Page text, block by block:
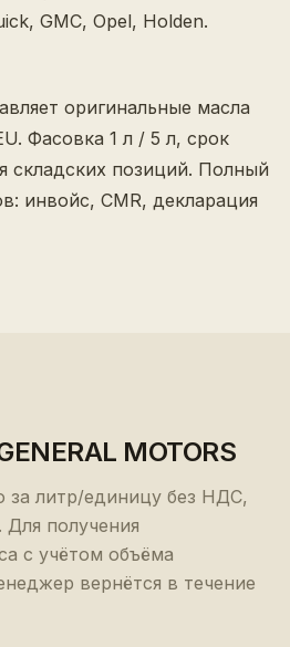
GMC, Opel, Holden.
оригинальные масла
Фасовка 1 л / 5 л, срок
складских позиций. Полный
инвойс, CMR, декларация
MOTORS
за литр/единицу без НДС,
получения
с учётом объёма
вернётся в течение